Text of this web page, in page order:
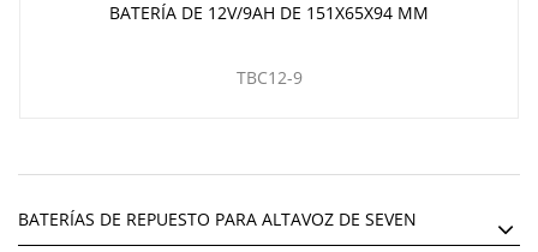
BATERÍA DE 12V/9AH DE 151X65X94 MM
TBC12-9
BATERÍAS DE REPUESTO PARA ALTAVOZ DE SEVEN